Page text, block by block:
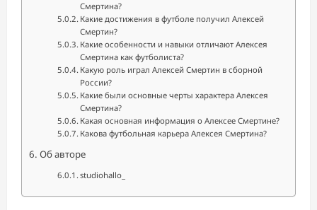
Смертина?
Какие достижения в футболе получил Алексей
Смертин?
Какие особенности и навыки отличают Алексея
Смертина как футболиста?
Какую роль играл Алексей Смертин в сборной
России?
Какие были основные черты характера Алексея
Смертина?
Какая основная информация о Алексее Смертине?
Какова футбольная карьера Алексея Смертина?
Об авторе
studiohallo_